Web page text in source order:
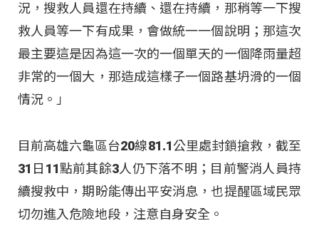
況，搜救人員還在持續、還在持續，那稍等一下搜
救人員等一下有成果，會做統一一個說明；那這次
最主要這是因為這一次的一個單天的一個降雨量超
非常的一個大，那造成這樣子一個路基坍滑的一個
情況。」
目前高雄六龜區台20線81.1公里處封鎖搶救，截至
31日11點前其餘3人仍下落不明；目前警消人員持
續搜救中，期盼能傳出平安消息，也提醒區域民眾
切勿進入危險地段，注意自身安全。